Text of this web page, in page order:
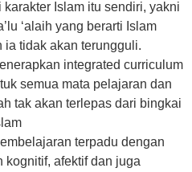
karakter Islam itu sendiri, yakni
‘alaih yang berarti Islam
tidak akan terungguli.
integrated curriculum
semua mata pelajaran dan
tak akan terlepas dari bingkai
terpadu dengan
kognitif, afektif dan juga